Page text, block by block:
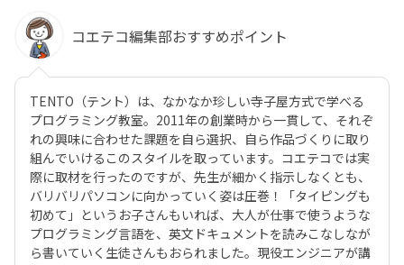
コエテコ編集部おすすめポイント
TENTO（テント）は、なかなか珍しい寺子屋方式で学べる
プログラミング教室。2011年の創業時から一貫して、それぞ
れの興味に合わせた課題を自ら選択、自ら作品づくりに取り
組んでいけるこのスタイルを取っています。コエテコでは実
際に取材を行ったのですが、先生が細かく指示しなくとも、
バリバリパソコンに向かっていく姿は圧巻！「タイピングも
初めて」というお子さんもいれば、大人が仕事で使うような
プログラミング言語を、英文ドキュメントを読みこなしなが
ら書いていく生徒さんもおられました。現役エンジニアが講